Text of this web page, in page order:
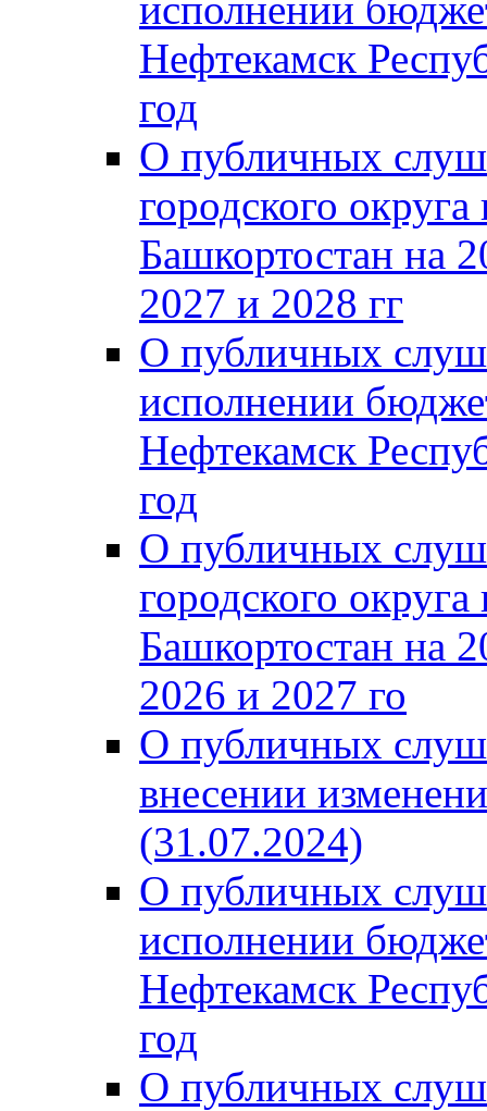
Нефтекамск
год
О публичных
городского
Башкортостан на
2027 и 2028 гг
О публичных
исполнении
Нефтекамск
год
О публичных
городского
Башкортостан на
2026 и 2027 го
О публичных
внесении
(31.07.2024)
О публичных
исполнении
Нефтекамск
год
О публичных